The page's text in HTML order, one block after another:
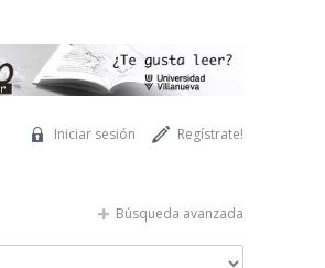
Regístrate!
Iniciar sesión
Búsqueda avanzada